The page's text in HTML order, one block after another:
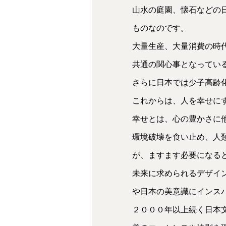
山水の庭園、懐石などの
ものなのです。
大量生産、大量消費の時
共通の関心事となってい
さらに日本では少子高齢
これからは、人を幸せに
幸せとは、心の豊かさに
環境破壊を食い止め、人
が、ますます必要になる
未来に求められるデザイ
や日本の美意識にインス
２０００年以上続く日本